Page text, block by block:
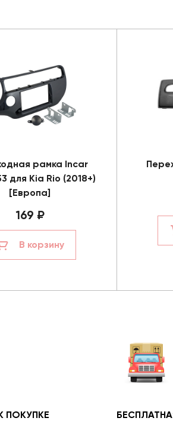
рамка Incar
для Kia Rio (2018+)
[Европа]
169 ₽
В корзину
ПОКУПКЕ